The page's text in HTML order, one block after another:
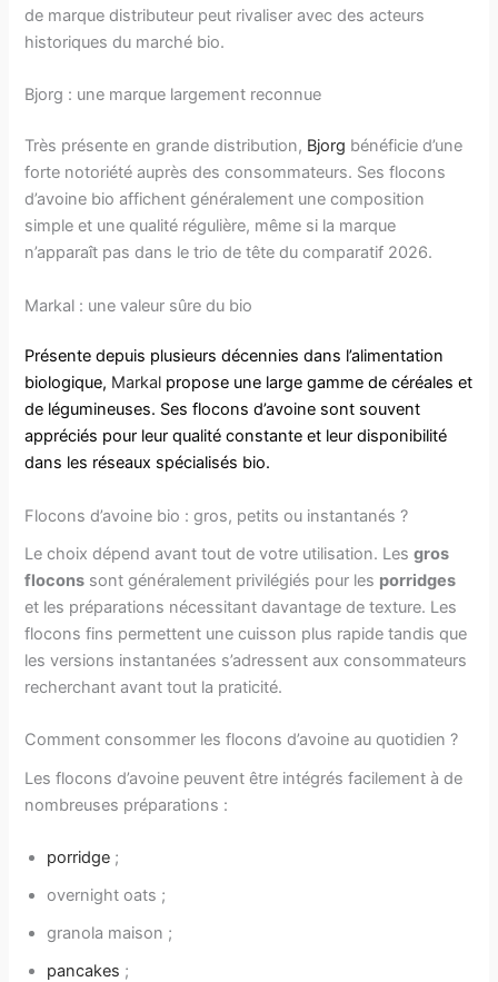
de marque distributeur peut rivaliser avec des acteurs
historiques du marché bio.
Bjorg : une marque largement reconnue
Très présente en grande distribution, Bjorg bénéficie d’une
forte notoriété auprès des consommateurs. Ses flocons
d’avoine bio affichent généralement une composition
simple et une qualité régulière, même si la marque
n’apparaît pas dans le trio de tête du comparatif 2026.
Markal : une valeur sûre du bio
Présente depuis plusieurs décennies dans l’alimentation
biologique, Markal propose une large gamme de céréales et
de légumineuses. Ses flocons d’avoine sont souvent
appréciés pour leur qualité constante et leur disponibilité
dans les réseaux spécialisés bio.
Flocons d’avoine bio : gros, petits ou instantanés ?
Le choix dépend avant tout de votre utilisation. Lesgros
flocons sont généralement privilégiés pour les porridges
et les préparations nécessitant davantage de texture. Les
flocons fins permettent une cuisson plus rapide tandis que
les versions instantanées s’adressent aux consommateurs
recherchant avant tout la praticité.
Comment consommer les flocons d’avoine au quotidien ?
Les flocons d’avoine peuvent être intégrés facilement à de
nombreuses préparations :
porridge ;
overnight oats ;
granola maison ;
pancakes ;